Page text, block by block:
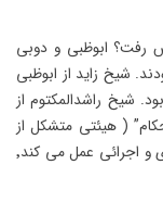
رفت؟ ابوظبی و دوبی
شیخ زاید از ابوظبی
شیخ راشدالمکتوم از
( هیئتی متشکل از
هفت شیخ) که به عنوان عالی ترین مقام قانونگذاری و اجرائی عمل می کند٬